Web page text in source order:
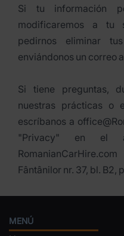
Si tu información
modificaremos a tu
pedirnos eliminar
enviándonos un correo
Si tiene preguntas,
nuestras prácticas o
escríbanos a
"Privacy" en el
Fântânilor nr. 37, bl. B2,
MENÚ